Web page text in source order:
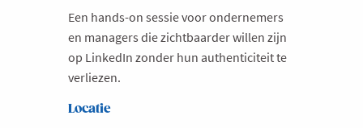
Een hands-on sessie voor ondernemers
en managers die zichtbaarder willen zijn
op LinkedIn zonder hun authenticiteit te
verliezen.
Locatie